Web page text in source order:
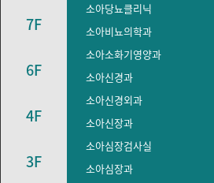
7F
6F
4F
3F
소아당뇨클리닉
소아비뇨의학과
소아소화기영양과
소아신경과
소아신경외과
소아신장과
소아심장검사실
소아심장과